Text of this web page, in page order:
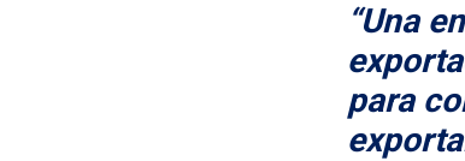
“Una
para